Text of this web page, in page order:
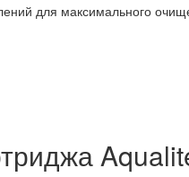
для максимального